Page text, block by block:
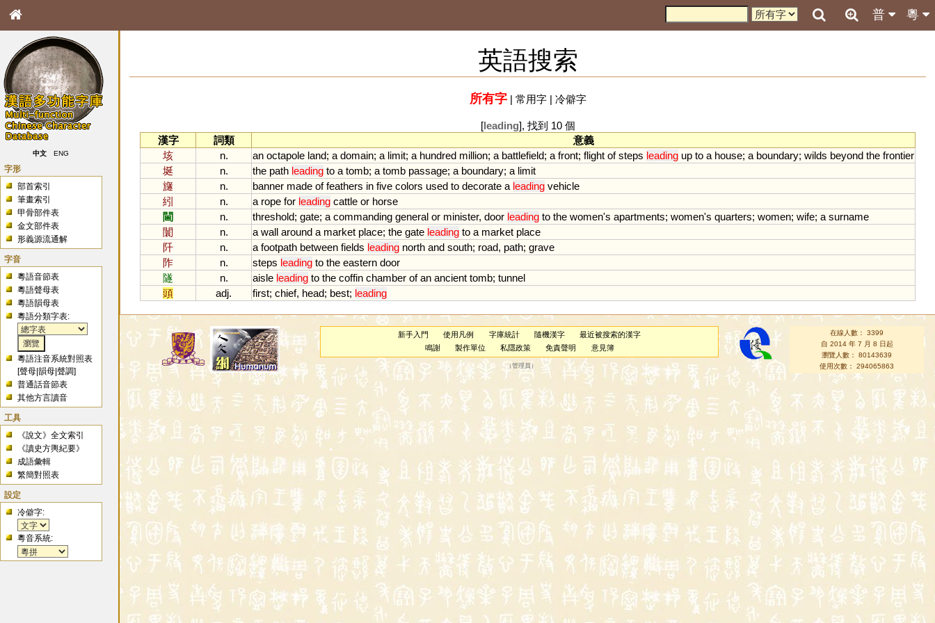
粵
普
中文 ENG
字形
部首索引
筆畫索引
甲骨部件表
金文部件表
形義源流通解
字音
粵語音節表
粵語聲母表
粵語韻母表
粵語分類字表:
粵語注音系統對照表
[聲母 |韻母 |聲調]
普通話音節表
其他方言讀音
工具
《說文》全文索引
《讀史方輿紀要》
成語彙輯
繁簡對照表
設定
冷僻字:
粵音系統:
英語搜索
所有字| 常用字| 冷僻字
[leading], 找到 10 個
漢字
詞類
意義
垓
n. an octapole land; a domain; a limit; a hundred million; a battlefield; a front; flight of steps leading up to a house; a boundary; wilds beyond the frontier
埏
n. the path leading to a tomb; a tomb passage; a boundary; a limit
旞
n. banner made of feathers in five colors used to decorate a leading vehicle
紖
n. a rope for leading cattle or horse
閫
n. threshold; gate; a commanding general or minister, door leading to the women's apartments; women's quarters; women; wife; a surname
闤
n. a wall around a market place; the gate leading to a market place
阡
n. a footpath between fields leading north and south; road, path; grave
阼
n. steps leading to the eastern door
隧
n. aisle leading to the coffin chamber of an ancient tomb; tunnel
頭
adj. first; chief, head; best; leading
新手入門 使用凡例 字庫統計 隨機漢字
最近被搜索的漢字
鳴謝
製作單位 私隱政策 免責聲明 意見簿
（管理員 ）
在線人數： 3399
自 2014 年 7 月 8 日起
瀏覽人數： 80143639
使用次數： 294065863